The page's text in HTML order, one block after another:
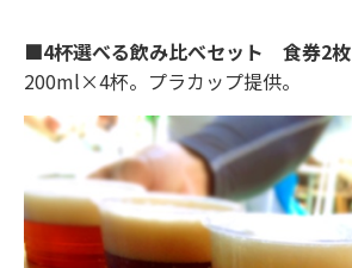
■4杯選べる飲み比べセット 食券2枚
200ml×4杯。プラカップ提供。